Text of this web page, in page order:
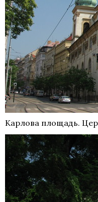
Карлова площадь.